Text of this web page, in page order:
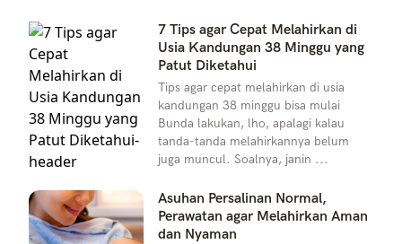
7 Tips agar Cepat Melahirkan di
Usia Kandungan 38 Minggu yang
Patut Diketahui
Tips agar cepat melahirkan di usia
kandungan 38 minggu bisa mulai
Bunda lakukan, lho, apalagi kalau
tanda-tanda melahirkannya belum
juga muncul. Soalnya, janin ...
Asuhan Persalinan Normal,
Perawatan agar Melahirkan Aman
dan Nyaman